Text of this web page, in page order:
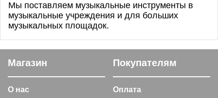
Мы поставляем музыкальные инструменты в
музыкальные учреждения и для больших
музыкальных площадок.
Магазин
О нас
Покупателям
Оплата